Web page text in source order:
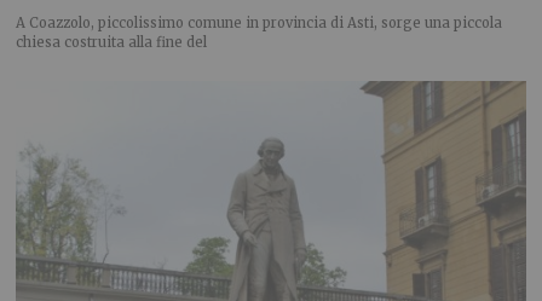
A Coazzolo, piccolissimo comune in provincia di Asti, sorge una piccola
chiesa costruita alla fine del